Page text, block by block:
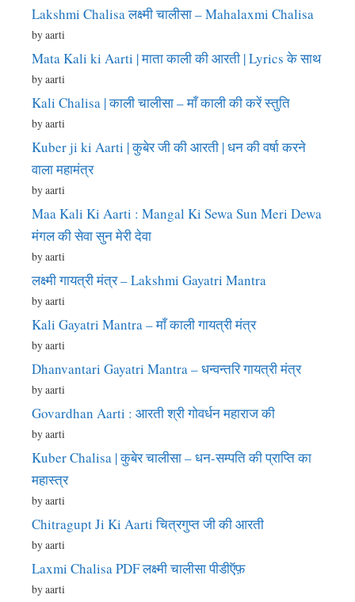
Lakshmi Chalisa लक्ष्मी चालीसा – Mahalaxmi Chalisa
by aarti
Mata Kali ki Aarti | माता काली की आरती | Lyrics के साथ
by aarti
Kali Chalisa | काली चालीसा – माँ काली की करें स्तुति
by aarti
Kuber ji ki Aarti | कुबेर जी की आरती | धन की वर्षा करने
वाला महामंत्र
by aarti
Maa Kali Ki Aarti : Mangal Ki Sewa Sun Meri Dewa
मंगल की सेवा सुन मेरी देवा
by aarti
लक्ष्मी गायत्री मंत्र – Lakshmi Gayatri Mantra
by aarti
Kali Gayatri Mantra – माँ काली गायत्री मंत्र
by aarti
Dhanvantari Gayatri Mantra – धन्वन्तरि गायत्री मंत्र
by aarti
Govardhan Aarti : आरती श्री गोवर्धन महाराज की
by aarti
Kuber Chalisa | कुबेर चालीसा – धन-सम्पति की प्राप्ति का
महास्त्र
by aarti
Chitragupt Ji Ki Aarti चित्रगुप्त जी की आरती
by aarti
Laxmi Chalisa PDF लक्ष्मी चालीसा पीडीऍफ़
by aarti